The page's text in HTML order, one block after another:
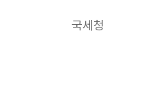
국세청